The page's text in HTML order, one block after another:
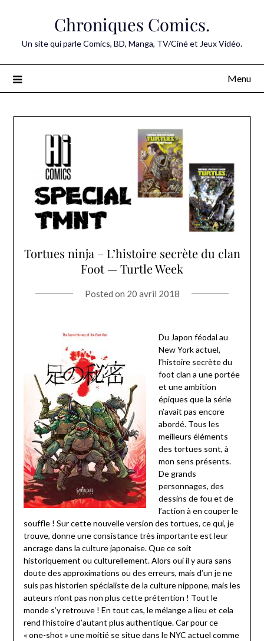
Chroniques Comics.
Un site qui parle Comics, BD, Manga, TV/Ciné et Jeux Vidéo.
Menu
Tortues ninja – L’histoire secrète du clan
Foot — Turtle Week
Posted on 20 avril 2018
Du Japon féodal au
New York actuel,
l’histoire secrète du
foot clan a une portée
et une ambition
épiques que la série
n’avait pas encore
abordé. Tous les
meilleurs éléments
des tortues sont, à
mon sens présents.
De grands
personnages, des
dessins de fou et de
l’action à en couper le
souffle ! Sur cette nouvelle version des tortues, ce qui, je
trouve, donne une consistance très importante est leur
ancrage dans la culture japonaise. Que ce soit
historiquement ou culturellement. Alors oui il y aura sans
doute des approximations ou des erreurs, mais d’un je ne
suis pas historien spécialiste de la culture nippone, mais les
auteurs n’ont pas non plus cette prétention ! Tout le
monde s’y retrouve ! En tout cas, le mélange a lieu et cela
rend l’histoire d’autant plus authentique. Car pour ce
« one-shot » une moitié se situe dans le NYC actuel comme